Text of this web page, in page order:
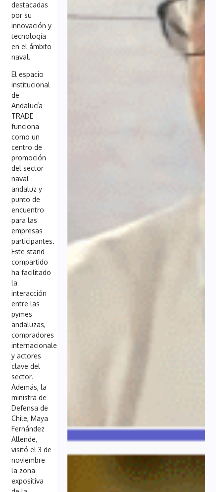
destacadas
por su
innovación y
tecnología
en el ámbito
naval.
El espacio
institucional
de
Andalucía
TRADE
funciona
como un
centro de
promoción
del sector
naval
andaluz y
punto de
encuentro
para las
empresas
participantes.
Este stand
compartido
ha facilitado
la
interacción
entre las
pymes
andaluzas,
compradores
internacionales
y actores
clave del
sector.
Además, la
ministra de
Defensa de
Chile, Maya
Fernández
Allende,
visitó el 3 de
noviembre
la zona
expositiva